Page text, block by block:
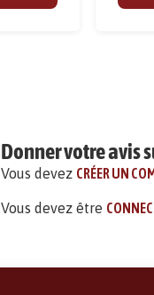
Donner votre avis
Vous devez CRÉER UN
Vous devez être